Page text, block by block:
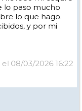
lo paso mucho
lo que hago.
y por mi
08/03/2026 16:22